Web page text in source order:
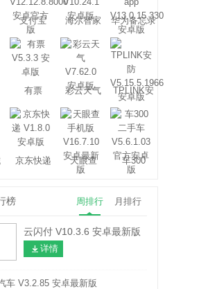
支付宝 海尔智家 华为备忘录
有票 彩云天气
TPLINK安
防
京东快递 天眼查 车300
榜 周排行 月排行
云闪付 V10.3.6 安卓最新版
详情
车 V3.2.85 安卓最新版